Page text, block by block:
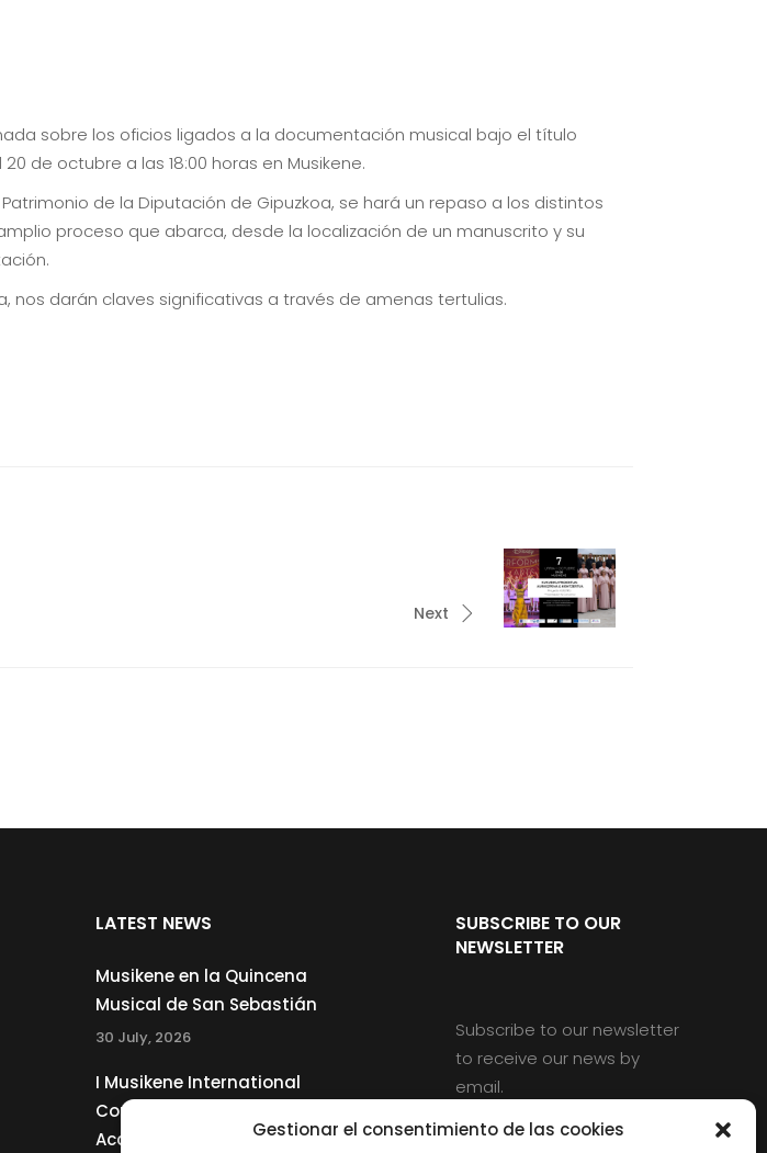
Gestionar el consentimiento de las cookies
sobre los oficios ligados a la documentación musical bajo el título
el 20 de octubre a las 18:00 horas en Musikene.
de la Diputación de Gipuzkoa, se hará un repaso a los distintos
proceso que abarca, desde la localización de un manuscrito y su
darán claves significativas a través de amenas tertulias.
Next
LATEST NEWS
Musikene en la Quincena
Musical de San Sebastián
30 July, 2026
I Musikene International
Competition for Young
Accordionists
SUBSCRIBE TO OUR
NEWSLETTER
Subscribe to our newsletter
to receive our news by
email.